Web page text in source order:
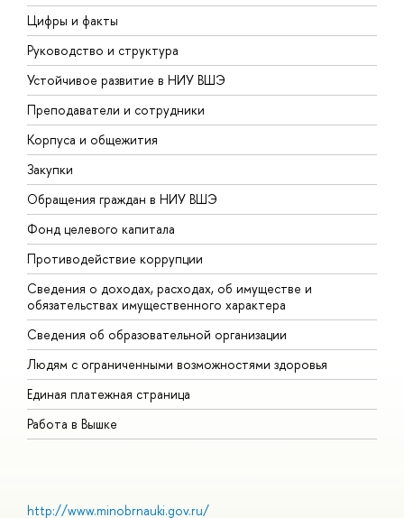
Цифры и факты
Руководство и структура
Устойчивое развитие в НИУ ВШЭ
Преподаватели и сотрудники
Корпуса и общежития
Закупки
Обращения граждан в НИУ ВШЭ
Фонд целевого капитала
Противодействие коррупции
Сведения о доходах, расходах, об имуществе и
обязательствах имущественного характера
Сведения об образовательной организации
Людям с ограниченными возможностями здоровья
Единая платежная страница
Работа в Вышке
http://www.minobrnauki.gov.ru/